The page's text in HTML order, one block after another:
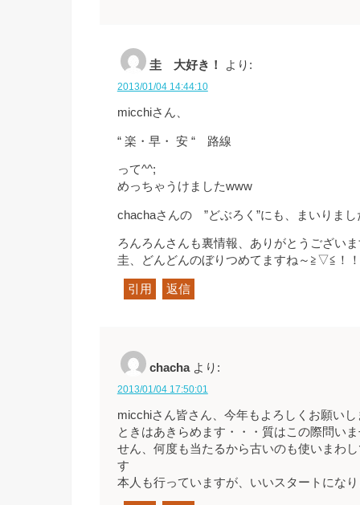
圭 大好き！ より:
2013/01/04 14:44:10
micchiさん、
“ 楽・早・ 安 “ 路線
って^^;
めっちゃうけましたwww
chachaさんの ”どぶろく”にも、まいりまし
ろんろんさんも裏情報、ありがとうござい
圭、どんどんのぼりつめてますね～≧▽≦！！
引用 返信
chacha より:
2013/01/04 17:50:01
micchiさん皆さん、今年もよろしくお願い
ときはあきらめます・・・質はこの際問い
せん、何度も当たるから古いのも使いまわ
す
本人も行っていますが、いいスタートになり